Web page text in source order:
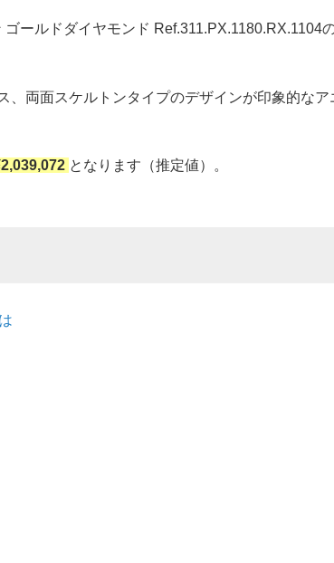
ールドダイヤモンド Ref.311.PX.1180.RX.1104
両面スケルトンタイプのデザインが印象的なア
となります（推定値）。